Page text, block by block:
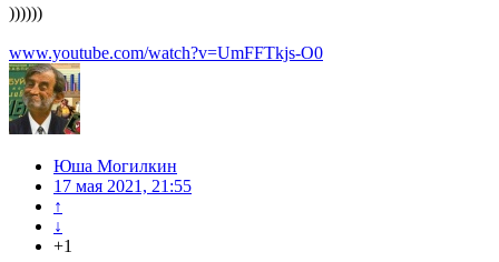
))))))
www.youtube.com/watch?v=UmFFTkjs-O0
Юша Могилкин
17 мая 2021, 21:55
↑
↓
+1